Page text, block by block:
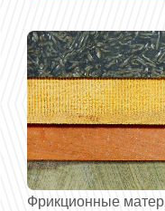
Фрикционные